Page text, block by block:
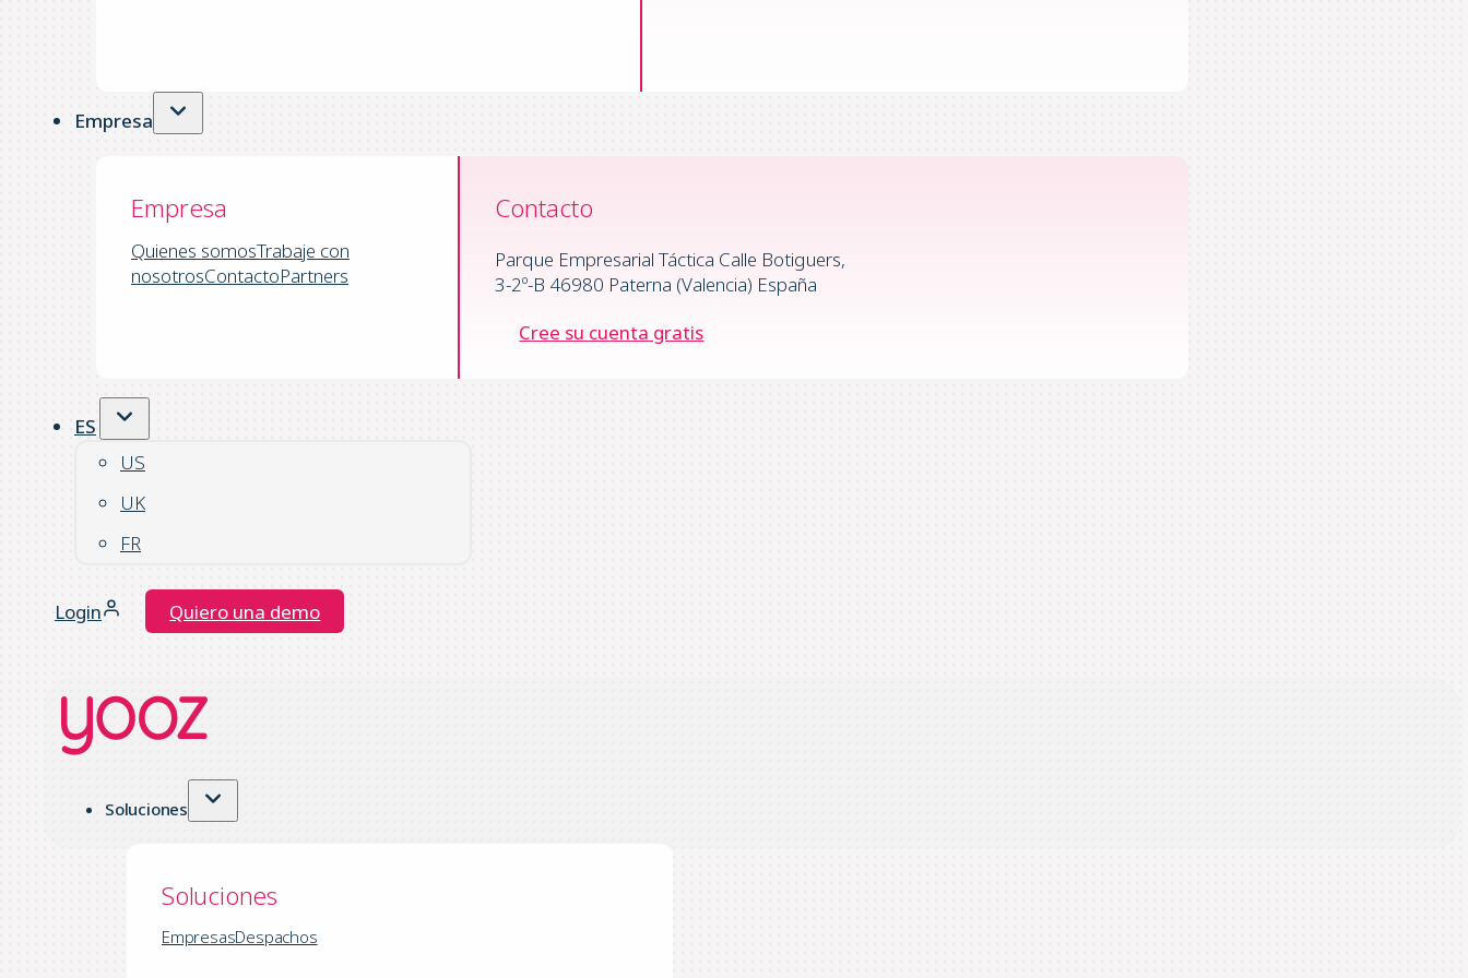
Empresa
Empresa
Quienes somosTrabaje con
nosotrosContactoPartners
Contacto
Parque Empresarial Táctica Calle Botiguers,
3-2º-B 46980 Paterna (Valencia) España
Cree su cuenta gratis
ES
US
UK
FR
Login Quiero una demo
Soluciones
Soluciones
EmpresasDespachos